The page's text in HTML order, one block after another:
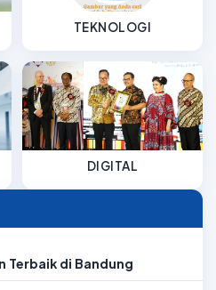
TEKNOLOGI
DIGITAL
Terbaik di Bandung